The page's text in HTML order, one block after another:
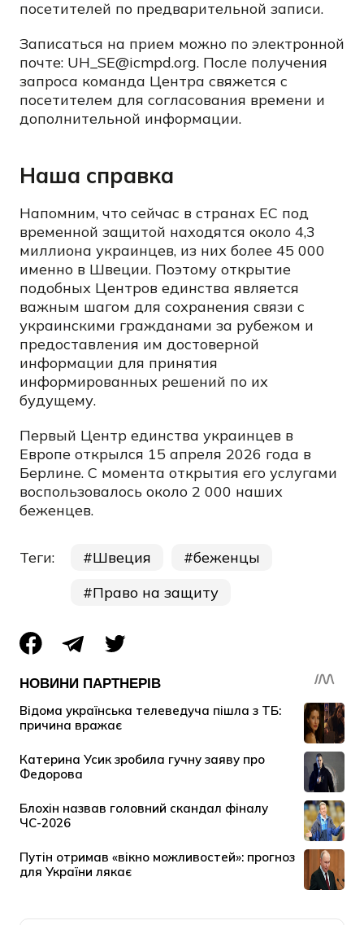
посетителей по предварительной записи.
Записаться на прием можно по электронной
почте: UH_SE@icmpd.org. После получения
запроса команда Центра свяжется с
посетителем для согласования времени и
дополнительной информации.
Наша справка
Напомним, что сейчас в странах ЕС под
временной защитой находятся около 4,3
миллиона украинцев, из них более 45 000
именно в Швеции. Поэтому открытие
подобных Центров единства является
важным шагом для сохранения связи с
украинскими гражданами за рубежом и
предоставления им достоверной
информации для принятия
информированных решений по их
будущему.
Первый Центр единства украинцев в
Европе открылся 15 апреля 2026 года в
Берлине. С момента открытия его услугами
воспользовалось около 2 000 наших
беженцев.
Теги: Швеция
беженцы
Право на защиту